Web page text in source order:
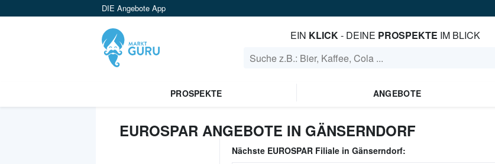
DIE Angebote App
EIN KLICK- DEINE PROSPEKTE IM BLICK
PROSPEKTE ANGEBOTE
EUROSPAR ANGEBOTE IN GÄNSERNDORF
Nächste EUROSPAR Filiale in Gänserndorf: